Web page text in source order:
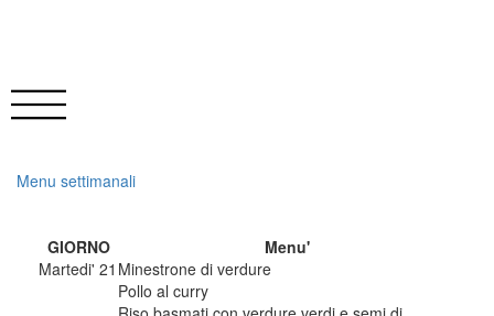
Menu settimanali
GIORNO
Menu'
Martedi' 21 Minestrone di verdure
Pollo al curry